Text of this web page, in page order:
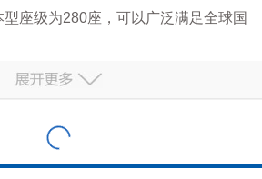
座级为280座，可以广泛满足全球国